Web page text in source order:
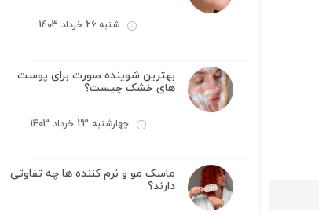
شنبه 26 خرداد 1403
بهترین شوینده صورت برای پوست
های خشک چیست؟
چهارشنبه 23 خرداد 1403
ماسک مو و نرم کننده ها چه تفاوتی
دارند؟